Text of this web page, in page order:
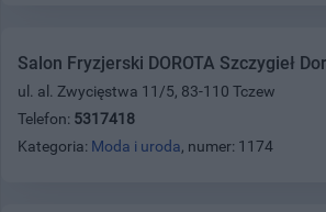
Salon Fryzjerski DOROTA Szczygieł
ul. al. Zwycięstwa 11/5, 83-110 Tczew
Telefon: 5317418
Kategoria: Moda i uroda, numer: 1174